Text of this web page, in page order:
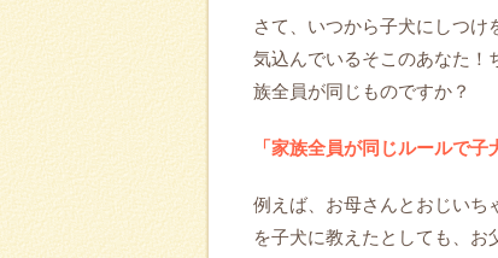
さて、いつから子犬にしつ
気込んでいるそこのあなた！
族全員が同じものですか？
「家族全員が同じルールで子
例えば、お母さんとおじいち
を子犬に教えたとしても、